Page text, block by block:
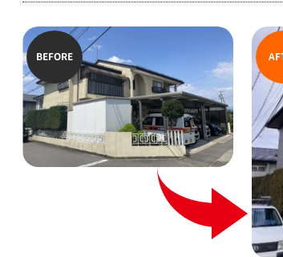
BEFORE